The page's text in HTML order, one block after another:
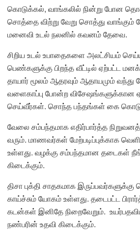
கொடுக்கல், வாங்கலில் நின்று போன
சொத்தை விற்று வேறு சொத்து வாங்கும்
மனைவி உடல் நலனில் கவனம் தேவை.
சிறிய உடல் உபாதைகளை அலட்சியம்
பெண்களுக்கு பிறந்த வீட்டில் ஏற்பட்ட
தாயார் மூலம் ஆதரவும் ஆதாயமும் வந்து
வளைகாப்பு போன்ற விசேஷங்களுக்கான
செய்வீர்கள். சொந்த பந்தங்கள் கை
வேலை சம்பந்தமாக எதிர்பார்த்த
வரும். மாணவர்கள் மேற்படிப்புக்காக
உள்ளது. வழக்கு சம்பந்தமான தடைகள்
கிடைக்கும்.
திசா புக்தி சாதகமாக
காய்ச்சும் யோகம் உள்ளது. தடைபட்ட
கடன்கள் இனிதே நிறைவேறும்.
நண்பரின் உதவி கிடைக்கும்.